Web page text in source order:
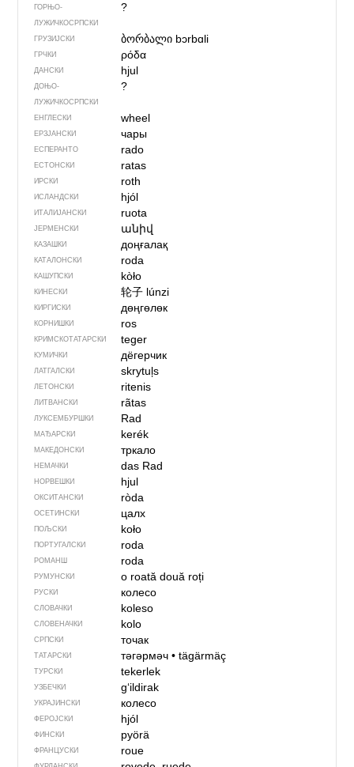
ГОРЊО­
ЛУЖИЧКОСРПСКИ
?
ГРУЗИЈСКИ ბორბალი bɔrbɑli
ГРЧКИ ρόδα
ДАНСКИ hjul
ДОЊО­
ЛУЖИЧКОСРПСКИ
?
ЕНГЛЕСКИ wheel
ЕРЗЈАНСКИ чары
ЕСПЕРАНТО rado
ЕСТОНСКИ ratas
ИРСКИ roth
ИСЛАНДСКИ hjól
ИТАЛИЈАНСКИ ruota
ЈЕРМЕНСКИ անիվ
КАЗАШКИ доңғалақ
КАТАЛОНСКИ roda
КАШУПСКИ kòło
КИНЕСКИ 轮子 lúnzi
КИРГИСКИ дөңгөлөк
КОРНИШКИ ros
КРИМСКОТАТАРСКИ teger
КУМИЧКИ дёгерчик
ЛАТГАЛСКИ skrytuļs
ЛЕТОНСКИ ritenis
ЛИТВАНСКИ rãtas
ЛУКСЕМБУРШКИ Rad
МАЂАРСКИ kerék
МАКЕДОНСКИ тркало
НЕМАЧКИ das Rad
НОРВЕШКИ hjul
ОКСИТАНСКИ ròda
ОСЕТИНСКИ цалх
ПОЉСКИ koło
ПОРТУГАЛСКИ roda
РОМАНШ roda
РУМУНСКИ o roatădouă roți
РУСКИ колесо
СЛОВАЧКИ koleso
СЛОВЕНАЧКИ kolo
СРПСКИ точак
ТАТАРСКИ тәгәрмәч• tägärmäç
ТУРСКИ tekerlek
УЗБЕЧКИ gʻildirak
УКРАЈИНСКИ колесо
ФЕРОЈСКИ hjól
ФИНСКИ pyörä
ФРАНЦУСКИ roue